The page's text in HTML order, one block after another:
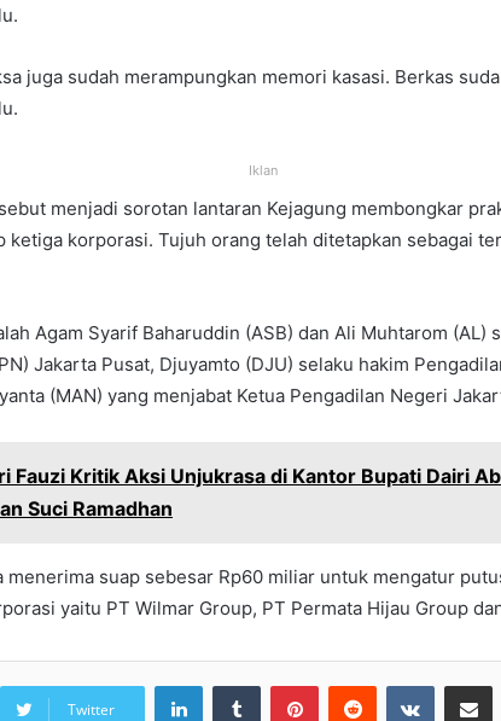
juga sudah merampungkan memori kasasi. Berkas
Iklan
menjadi sorotan lantaran Kejagung membongkar
ketiga korporasi. Tujuh orang telah ditetapkan sebagai
Agam Syarif Baharuddin (ASB) dan Ali Muhtarom (AL)
Jakarta Pusat, Djuyamto (DJU) selaku hakim
(MAN) yang menjabat Ketua Pengadilan Negeri
Fauzi Kritik Aksi Unjukrasa di Kantor Bupati Dairi
Suci Ramadhan
menerima suap sebesar Rp60 miliar untuk mengatur
yaitu PT Wilmar Group, PT Permata Hijau Group
Twitter